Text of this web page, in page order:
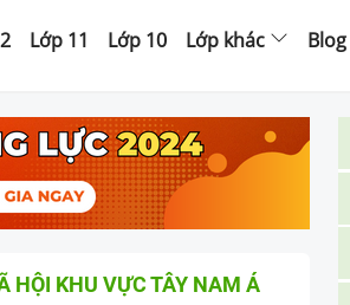
Lớp 11 Lớp 10 Lớp khác Blog
HỘI KHU VỰC TÂY NAM Á